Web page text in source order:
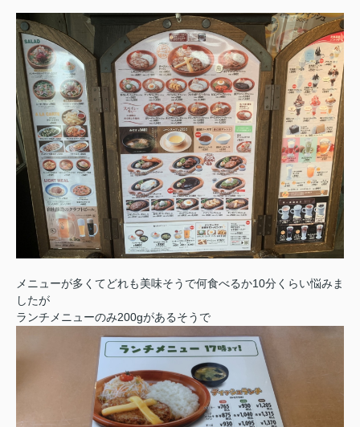
メニューが多くてどれも美味そうで何食べるか10分くらい悩みま
したが
ランチメニューのみ200gがあるそうで